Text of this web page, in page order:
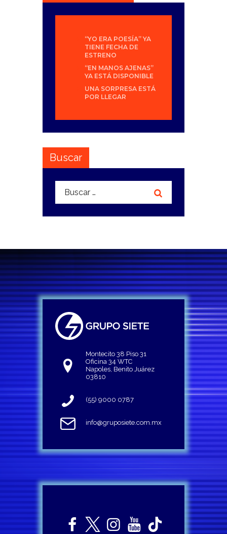
“YO ERA POESÍA” YA
TIENE FECHA DE
ESTRENO
“EN MANOS AJENAS”
YA ESTÁ DISPONIBLE
UNA SORPRESA ESTÁ
POR LLEGAR
Buscar
Buscar:
Montecito 38 Piso 31
Oficina 34 WTC
Napoles, Benito Juárez
03810
(55) 9000 0787
info@gruposiete.com.mx